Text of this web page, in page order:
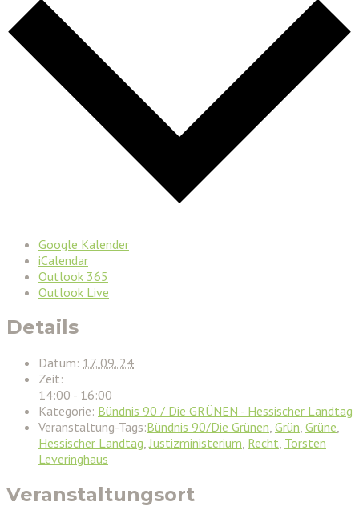
Google Kalender
iCalendar
Outlook 365
Outlook Live
Details
Datum: 17. 09. 24
Zeit:
14:00 - 16:00
Kategorie: Bündnis 90 / Die GRÜNEN - Hessischer Landtag
Veranstaltung-Tags:Bündnis 90/Die Grünen, Grün, Grüne,
Hessischer Landtag,Justizministerium, Recht, Torsten
Leveringhaus
Veranstaltungsort